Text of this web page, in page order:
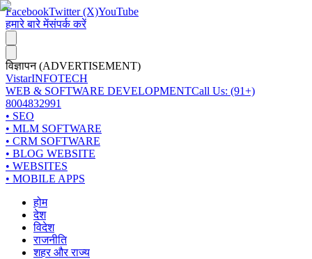
FacebookTwitter (X)YouTube
हमारे बारे मेंसंपर्क करें
विज्ञापन (ADVERTISEMENT)
VistarINFOTECH
WEB & SOFTWARE DEVELOPMENTCall Us: (91+)
8004832991
• SEO
• MLM SOFTWARE
• CRM SOFTWARE
• BLOG WEBSITE
• WEBSITES
• MOBILE APPS
होम
देश
विदेश
राजनीति
शहर और राज्य